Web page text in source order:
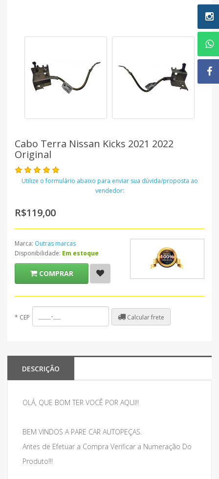
Cabo Terra Nissan Kicks 2021 2022
Original
Utilize o formulário abaixo para enviar sua dúvida/proposta ao
vendedor:
R$119,00
Marca: Outras marcas
Disponibilidade: Em estoque
COMPRAR
* CEP Calcular frete
DESCRIÇÃO
OLÁ, QUE BOM TER VOCÊ POR AQUI!!
BEM VINDOS A PARE CAR AUTOPEÇAS.
Antes de Efetuar a Compra Verificar a Numeração Do
Produto!!!